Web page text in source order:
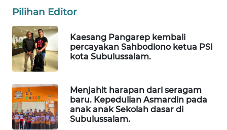
Pilihan Editor
Kaesang Pangarep kembali
percayakan Sahbodiono ketua PSI
kota Subulussalam.
Menjahit harapan dari seragam
baru. Kepedulian Asmardin pada
anak anak Sekolah dasar di
Subulussalam.
OTOMOTIF
WAHANA
HEALTH
DESA
WISATA
LAPAK